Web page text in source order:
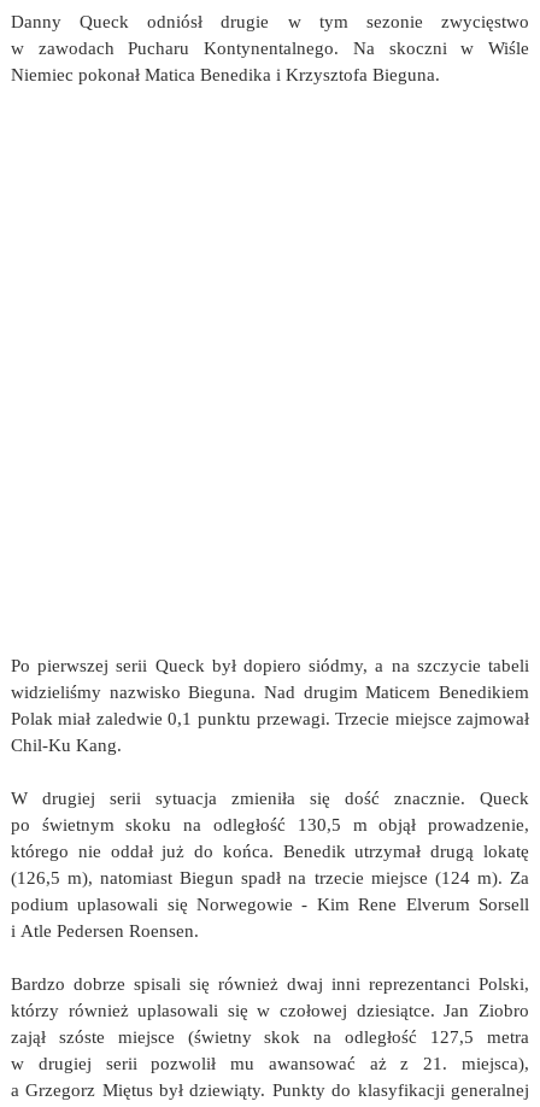
Danny Queck odniósł drugie w tym sezonie zwycięstwo
w zawodach Pucharu Kontynentalnego. Na skoczni w Wiśle
Niemiec pokonał Matica Benedika i Krzysztofa Bieguna.
Po pierwszej serii Queck był dopiero siódmy, a na szczycie tabeli
widzieliśmy nazwisko Bieguna. Nad drugim Maticem Benedikiem
Polak miał zaledwie 0,1 punktu przewagi. Trzecie miejsce zajmował
Chil-Ku Kang.
W drugiej serii sytuacja zmieniła się dość znacznie. Queck
po świetnym skoku na odległość 130,5 m objął prowadzenie,
którego nie oddał już do końca. Benedik utrzymał drugą lokatę
(126,5 m), natomiast Biegun spadł na trzecie miejsce (124 m). Za
podium uplasowali się Norwegowie - Kim Rene Elverum Sorsell
i Atle Pedersen Roensen.
Bardzo dobrze spisali się również dwaj inni reprezentanci Polski,
którzy również uplasowali się w czołowej dziesiątce. Jan Ziobro
zajął szóste miejsce (świetny skok na odległość 127,5 metra
w drugiej serii pozwolił mu awansować aż z 21. miejsca),
a Grzegorz Miętus był dziewiąty. Punkty do klasyfikacji generalnej